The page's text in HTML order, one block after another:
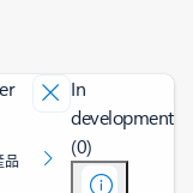
品
In
development
(0)